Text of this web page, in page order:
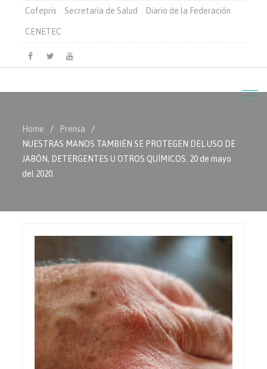
Cofepris Secretaría de Salud Diario de la Federación
CENETEC
Facebook
TwitterYoutube
Home
Prensa
NUESTRAS MANOS TAMBIÉN SE PROTEGEN DEL USO DE
JABÓN, DETERGENTES U OTROS QUÍMICOS. 20 de mayo
del 2020.